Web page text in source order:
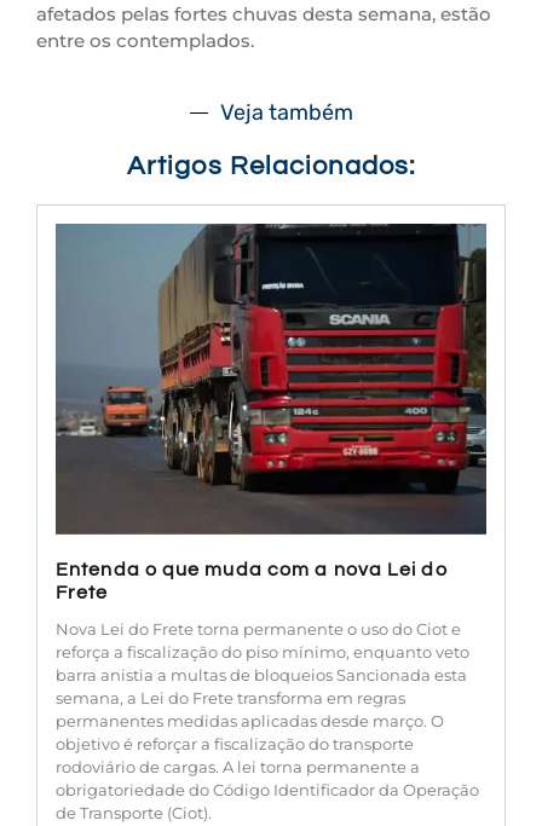
afetados pelas fortes chuvas desta semana, estão
entre os contemplados.
Veja também
Artigos Relacionados:
Entenda o que muda com a nova Lei do
Frete
Nova Lei do Frete torna permanente o uso do Ciot e
reforça a fiscalização do piso mínimo, enquanto veto
barra anistia a multas de bloqueios Sancionada esta
semana, a Lei do Frete transforma em regras
permanentes medidas aplicadas desde março. O
objetivo é reforçar a fiscalização do transporte
rodoviário de cargas. A lei torna permanente a
obrigatoriedade do Código Identificador da Operação
de Transporte (Ciot).